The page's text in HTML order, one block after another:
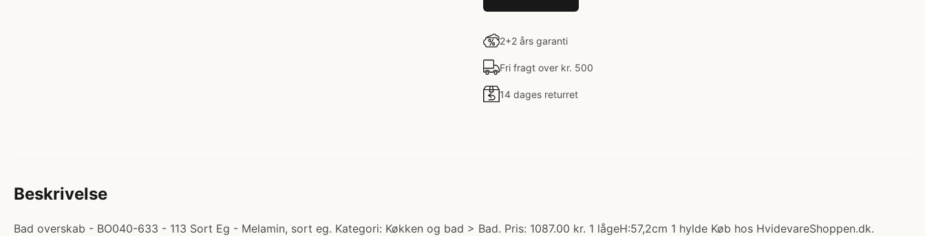
2+2 års garanti
Fri fragt over kr. 500
14 dages returret
Beskrivelse
Bad overskab - BO040-633 - 113 Sort Eg - Melamin, sort eg. Kategori: Køkken og bad > Bad. Pris: 1087.00 kr. 1 lågeH:57,2cm 1 hylde Køb hos HvidevareShoppen.dk.